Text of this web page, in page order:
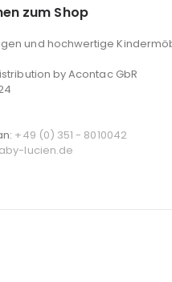
zum Shop
und hochwertige
by Acontac GbR
+49 (0) 351 - 8010042
lucien.de